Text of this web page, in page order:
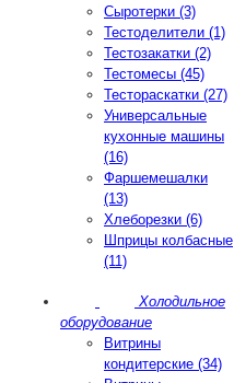
Сыротерки (3)
Тестоделители (1)
Тестозакатки (2)
Тестомесы (45)
Тестораскатки (27)
Универсальные
кухонные машины
(16)
Фаршемешалки
(13)
Хлеборезки (6)
Шприцы колбасные
(11)
Холодильное
оборудование
Витрины
кондитерские (34)